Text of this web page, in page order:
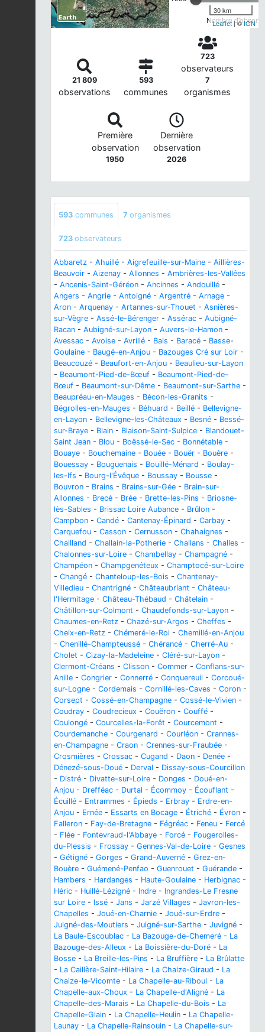
Nombre
30 km
Leaflet | ©IGN
21 809
observations
593
communes
723
observateurs
7
organismes
Première
observation
1950
Dernière
observation
2026
593 communes 7 organismes
723 observateurs
Abbaretz - Ahuillé - Aigrefeuille-sur-Maine - Aillières-
Beauvoir - Aizenay - Allonnes - Ambrières-les-Vallées
- Ancenis-Saint-Géréon - Ancinnes - Andouillé -
Angers - Angrie - Antoigné - Argentré - Arnage -
Aron - Arquenay - Artannes-sur-Thouet - Asnières-
sur-Vègre - Assé-le-Bérenger - Assérac - Aubigné-
Racan - Aubigné-sur-Layon - Auvers-le-Hamon -
Avessac - Avoise - Avrillé - Bais - Baracé - Basse-
Goulaine - Baugé-en-Anjou - Bazouges Cré sur Loir -
Beaucouzé - Beaufort-en-Anjou - Beaulieu-sur-Layon
- Beaumont-Pied-de-Bœuf - Beaumont-Pied-de-
Bœuf - Beaumont-sur-Dême - Beaumont-sur-Sarthe -
Beaupréau-en-Mauges - Bécon-les-Granits -
Bégrolles-en-Mauges - Béhuard - Beillé - Bellevigne-
en-Layon - Bellevigne-les-Châteaux - Besné - Bessé-
sur-Braye - Blain - Blaison-Saint-Sulpice - Blandouet-
Saint Jean - Blou - Boëssé-le-Sec - Bonnétable -
Bouaye - Bouchemaine - Bouée - Bouër - Bouère -
Bouessay - Bouguenais - Bouillé-Ménard - Boulay-
les-Ifs - Bourg-l'Évêque - Boussay - Bousse -
Bouvron - Brains - Brains-sur-Gée - Brain-sur-
Allonnes - Brecé - Brée - Brette-les-Pins - Briosne-
lès-Sables - Brissac Loire Aubance - Brûlon -
Campbon - Candé - Cantenay-Épinard - Carbay -
Carquefou - Casson - Cernusson - Chahaignes -
Chailland - Challain-la-Potherie - Challans - Challes -
Chalonnes-sur-Loire - Chambellay - Champagné -
Champéon - Champgenéteux - Champtocé-sur-Loire
- Changé - Chanteloup-les-Bois - Chantenay-
Villedieu - Chantrigné - Châteaubriant - Château-
l'Hermitage - Château-Thébaud - Châtelain -
Châtillon-sur-Colmont - Chaudefonds-sur-Layon -
Chaumes-en-Retz - Chazé-sur-Argos - Cheffes -
Cheix-en-Retz - Chémeré-le-Roi - Chemillé-en-Anjou
- Chenillé-Champteussé - Chérancé - Cherré-Au -
Cholet - Cizay-la-Madeleine - Cléré-sur-Layon -
Clermont-Créans - Clisson - Commer - Conflans-sur-
Anille - Congrier - Connerré - Conquereuil - Corcoué-
sur-Logne - Cordemais - Cornillé-les-Caves - Coron -
Corsept - Cossé-en-Champagne - Cossé-le-Vivien -
Coudray - Coudrecieux - Couëron - Couffé -
Coulongé - Courcelles-la-Forêt - Courcemont -
Courdemanche - Courgenard - Courléon - Crannes-
en-Champagne - Craon - Crennes-sur-Fraubée -
Crosmières - Crossac - Cugand - Daon - Denée -
Dénezé-sous-Doué - Derval - Dissay-sous-Courcillon
- Distré - Divatte-sur-Loire - Donges - Doué-en-
Anjou - Drefféac - Durtal - Écommoy - Écouflant -
Écuillé - Entrammes - Épieds - Erbray - Erdre-en-
Anjou - Ernée - Essarts en Bocage - Étriché - Évron -
Falleron - Fay-de-Bretagne - Fégréac - Feneu - Fercé
- Flée - Fontevraud-l'Abbaye - Forcé - Fougerolles-
du-Plessis - Frossay - Gennes-Val-de-Loire - Gesnes
- Gétigné - Gorges - Grand-Auverné - Grez-en-
Bouère - Guémené-Penfao - Guenrouet - Guérande -
Hambers - Hardanges - Haute-Goulaine - Herbignac -
Héric - Huillé-Lézigné - Indre - Ingrandes-Le Fresne
sur Loire - Issé - Jans - Jarzé Villages - Javron-les-
Chapelles - Joué-en-Charnie - Joué-sur-Erdre -
Juigné-des-Moutiers - Juigné-sur-Sarthe - Juvigné -
La Baule-Escoublac - La Bazouge-de-Chemeré - La
Bazouge-des-Alleux - La Boissière-du-Doré - La
Bosse - La Breille-les-Pins - La Bruffière - La Brûlatte
- La Caillère-Saint-Hilaire - La Chaize-Giraud - La
Chaize-le-Vicomte - La Chapelle-au-Riboul - La
Chapelle-aux-Choux - La Chapelle-d'Aligné - La
Chapelle-des-Marais - La Chapelle-du-Bois - La
Chapelle-Glain - La Chapelle-Heulin - La Chapelle-
Launay - La Chapelle-Rainsouin - La Chapelle-sur-